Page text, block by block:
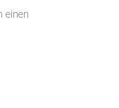
einen